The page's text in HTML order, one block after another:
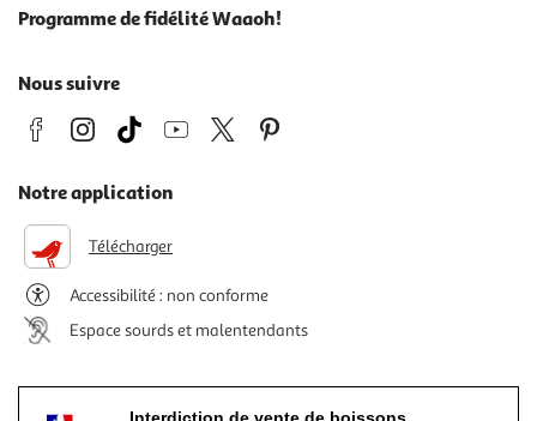
Programme de fidélité Waaoh!
Nous suivre
Notre application
Télécharger
Accessibilité : non conforme
Espace sourds et malentendants